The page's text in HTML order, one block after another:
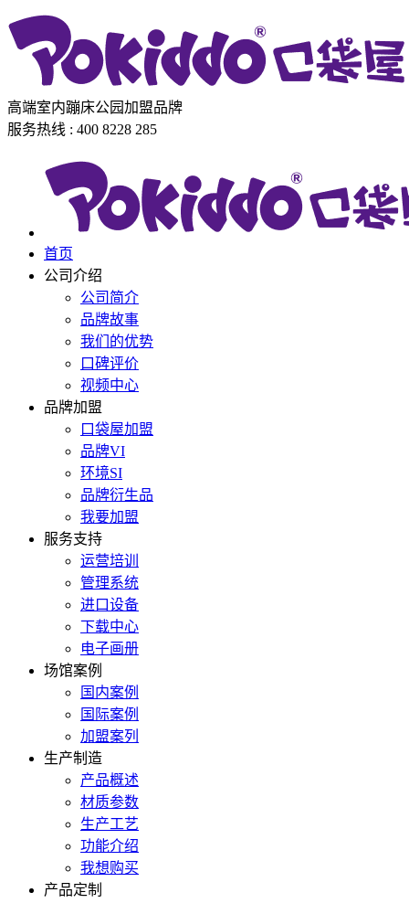
高端室内蹦床公园加盟品牌
服务热线 : 400 8228 285
首页
公司介绍
公司简介
品牌故事
我们的优势
口碑评价
视频中心
品牌加盟
口袋屋加盟
品牌VI
环境SI
品牌衍生品
我要加盟
服务支持
运营培训
管理系统
进口设备
下载中心
电子画册
场馆案例
国内案例
国际案例
加盟案列
生产制造
产品概述
材质参数
生产工艺
功能介绍
我想购买
产品定制